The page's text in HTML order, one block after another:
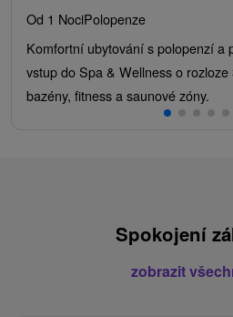
Od 1 NociPolopenze
Komfortní ubytování s polopenzí a
vstup do Spa & Wellness o rozloze
bazény, fitness a saunové zóny.
Spokojení
zobrazit